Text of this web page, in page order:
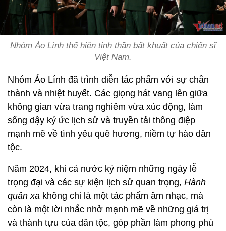
Nhóm Áo Lính thể hiện tinh thần bất khuất của chiến sĩ
Việt Nam.
Nhóm Áo Lính đã trình diễn tác phẩm với sự chân
thành và nhiệt huyết. Các giọng hát vang lên giữa
không gian vừa trang nghiêm vừa xúc động, làm
sống dậy ký ức lịch sử và truyền tải thông điệp
mạnh mẽ về tình yêu quê hương, niềm tự hào dân
tộc.
Năm 2024, khi cả nước kỷ niệm những ngày lễ
trọng đại và các sự kiện lịch sử quan trọng, Hành
quân xa không chỉ là một tác phẩm âm nhạc, mà
còn là một lời nhắc nhở mạnh mẽ về những giá trị
và thành tựu của dân tộc, góp phần làm phong phú